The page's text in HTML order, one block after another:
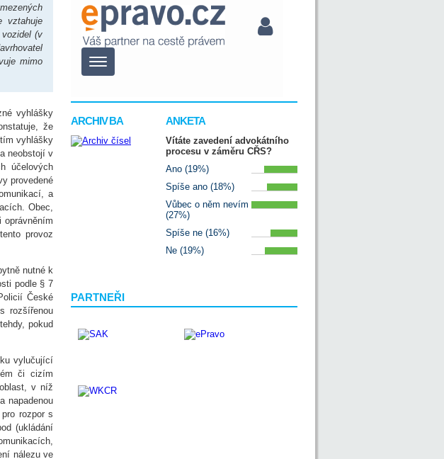
ARCHIV BA ANKETA
Vítáte zavedení advokátního
procesu v záměru CŘS?
Ano (19%)
Spíše ano (18%)
Vůbec o něm nevím
(27%)
Spíše ne (16%)
Ne (19%)
PARTNEŘI
vztahuje
(v
mimo
vyhlášky
že
vyhlášky
neobstojí v
účelových
provedené
a
Obec,
oprávněním
provoz
nutné k
podle § 7
České
rozšířenou
pokud
vylučující
či cizím
v níž
napadenou
rozpor s
(ukládání
nálezu ve